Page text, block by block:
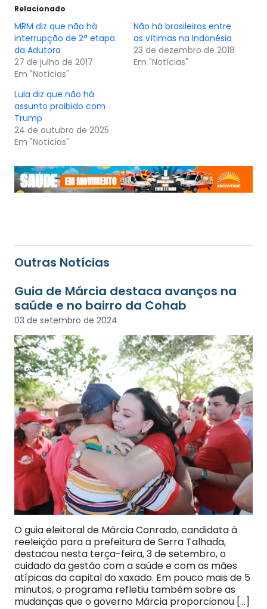
Relacionado
MRM diz que não há
interrupção de 2ª etapa
da Adutora
27 de julho de 2017
Em "Notícias"
Não há brasileiros entre
as vítimas na Indonésia
23 de dezembro de 2018
Em "Notícias"
Lula diz que não há
assunto proibido com
Trump
24 de outubro de 2025
Em "Notícias"
Outras Notícias
Guia de Márcia destaca avanços na
saúde e no bairro da Cohab
03 de setembro de 2024
O guia eleitoral de Márcia Conrado, candidata à
reeleição para a prefeitura de Serra Talhada,
destacou nesta terça-feira, 3 de setembro, o
cuidado da gestão com a saúde e com as mães
atípicas da capital do xaxado. Em pouco mais de 5
minutos, o programa refletiu também sobre as
mudanças que o governo Márcia proporcionou […]